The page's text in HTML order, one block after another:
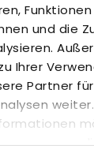
und die
Ihrer
Partner
um Sie dem
Stabil Jr. white
€